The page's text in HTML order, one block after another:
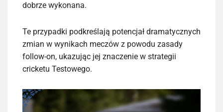
dobrze wykonana.
Te przypadki podkreślają potencjał dramatycznych
zmian w wynikach meczów z powodu zasady
follow-on, ukazując jej znaczenie w strategii
cricketu Testowego.